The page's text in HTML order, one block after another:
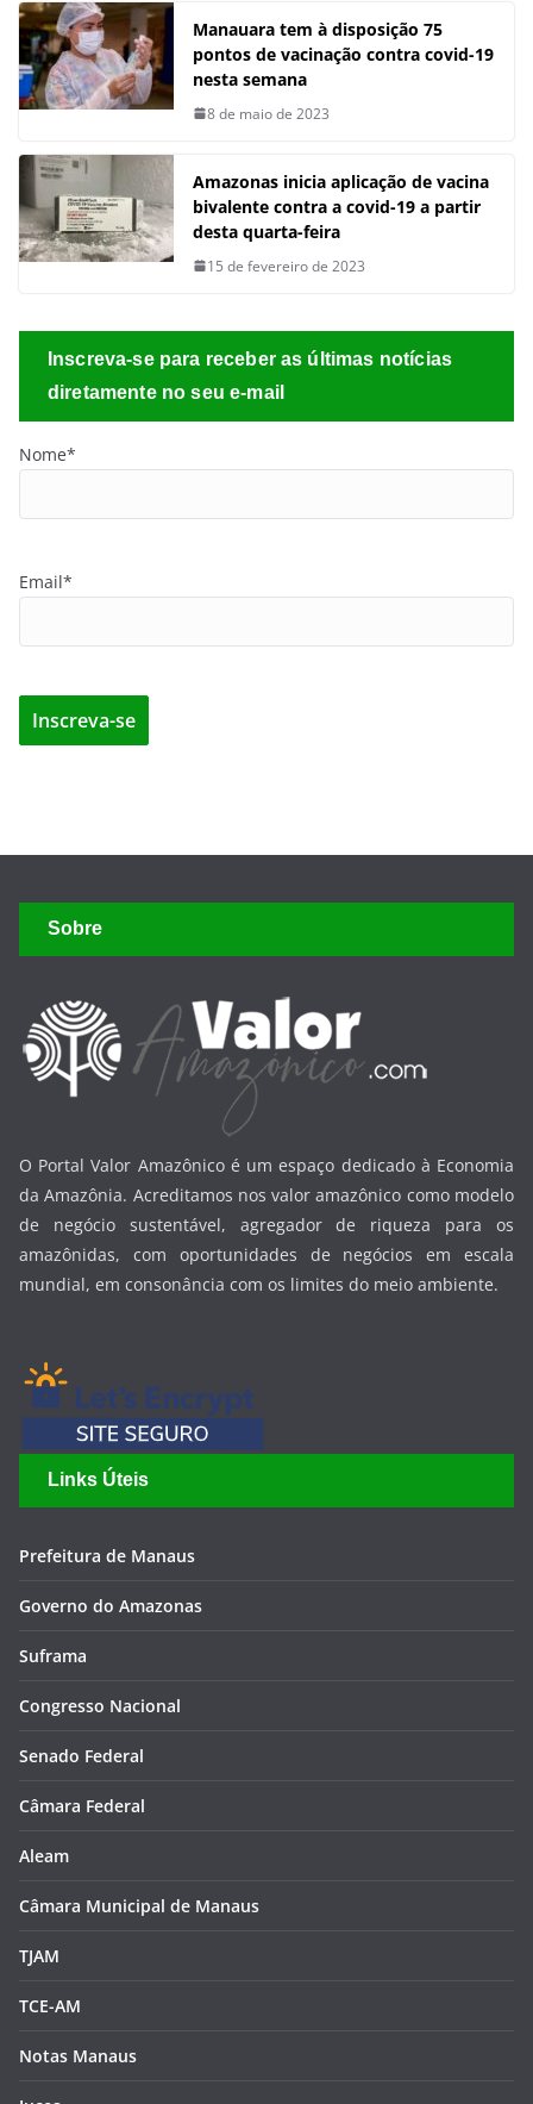
Manauara tem à disposição 75
pontos de vacinação contra covid-19
nesta semana
8 de maio de 2023
Amazonas inicia aplicação de vacina
bivalente contra a covid-19 a partir
desta quarta-feira
15 de fevereiro de 2023
Inscreva-se para receber as últimas notícias
diretamente no seu e-mail
Nome*
Email*
Sobre
O Portal Valor Amazônico é um espaço dedicado à Economia
da Amazônia. Acreditamos nos valor amazônico como modelo
de negócio sustentável, agregador de riqueza para os
amazônidas, com oportunidades de negócios em escala
mundial, em consonância com os limites do meio ambiente.
Links Úteis
Prefeitura de Manaus
Governo do Amazonas
Suframa
Congresso Nacional
Senado Federal
Câmara Federal
Aleam
Câmara Municipal de Manaus
TJAM
TCE-AM
Notas Manaus